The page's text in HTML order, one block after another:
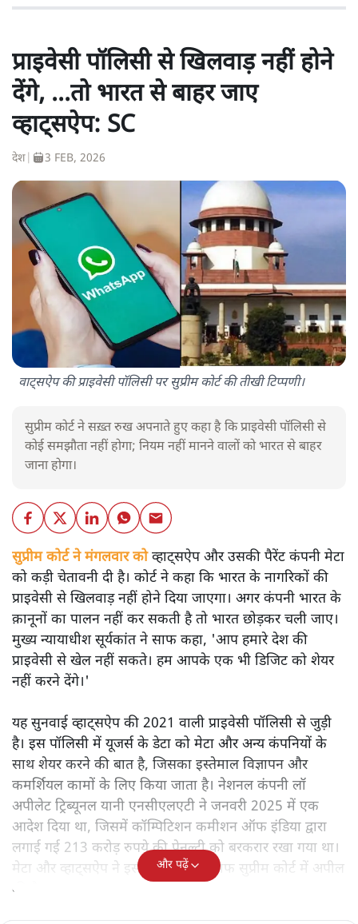
प्राइवेसी पॉलिसी से खिलवाड़ नहीं होने
देंगे, ...तो भारत से बाहर जाए
व्हाट्सऐप: SC
देश 3 FEB, 2026
वाट्सऐप की प्राइवेसी पॉलिसी पर सुप्रीम कोर्ट की तीखी टिप्पणी।
सुप्रीम कोर्ट ने सख़्त रुख अपनाते हुए कहा है कि प्राइवेसी पॉलिसी से
कोई समझौता नहीं होगा; नियम नहीं मानने वालों को भारत से बाहर
जाना होगा।
सुप्रीम कोर्ट ने मंगलवार कोव्हाट्सऐप और उसकी पैरेंट कंपनी मेटा
को कड़ी चेतावनी दी है। कोर्ट ने कहा कि भारत के नागरिकों की
प्राइवेसी से खिलवाड़ नहीं होने दिया जाएगा। अगर कंपनी भारत के
क़ानूनों का पालन नहीं कर सकती है तो भारत छोड़कर चली जाए।
मुख्य न्यायाधीश सूर्यकांत ने साफ कहा, 'आप हमारे देश की
प्राइवेसी से खेल नहीं सकते। हम आपके एक भी डिजिट को शेयर
नहीं करने देंगे।'
यह सुनवाई व्हाट्सऐप की 2021 वाली प्राइवेसी पॉलिसी से जुड़ी
है। इस पॉलिसी में यूजर्स के डेटा को मेटा और अन्य कंपनियों के
साथ शेयर करने की बात है, जिसका इस्तेमाल विज्ञापन और
कमर्शियल कामों के लिए किया जाता है। नेशनल कंपनी लॉ
अपीलेट ट्रिब्यूनल यानी एनसीएलएटी ने जनवरी 2025 में एक
आदेश दिया था, जिसमें कॉम्पिटिशन कमीशन ऑफ इंडिया द्वारा
लगाई गई 213 करोड़ रुपये की पेनल्टी को बरकरार रखा गया था।
मेटा और व्हाट्सऐप ने इस आदेश के खिलाफ सुप्रीम कोर्ट में अपील
की है।
और पढ़ें